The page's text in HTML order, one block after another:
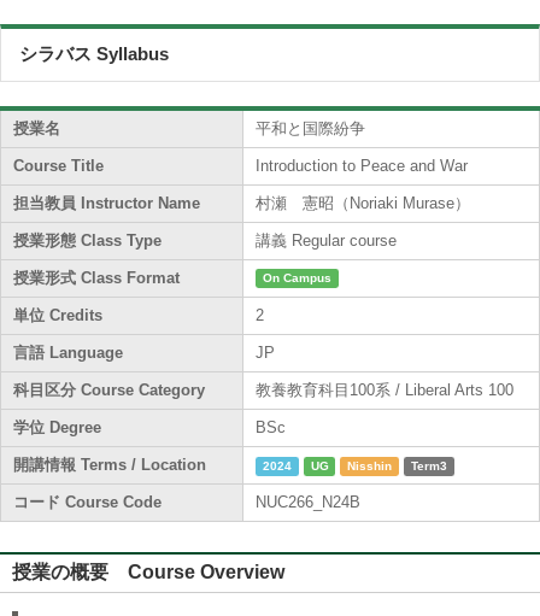
シラバス Syllabus
授業名 平和と国際紛争
Course Title Introduction to Peace and War
担当教員 Instructor Name 村瀬 憲昭（Noriaki Murase）
授業形態 Class Type 講義 Regular course
授業形式 Class Format On Campus
単位 Credits 2
言語 Language JP
科目区分 Course Category 教養教育科目100系 / Liberal Arts 100
学位 Degree BSc
開講情報 Terms / Location 2024 UG Nisshin Term3
コード Course Code NUC266_N24B
授業の概要 Course Overview